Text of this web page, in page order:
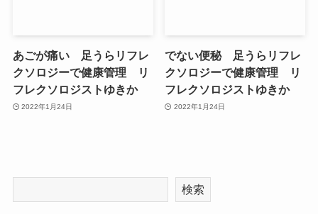
あごが痛い 足うらリフレ
クソロジーで健康管理 リ
フレクソロジストゆきか
2022年1月24日
でない便秘 足うらリフレ
クソロジーで健康管理 リ
フレクソロジストゆきか
2022年1月24日
検索